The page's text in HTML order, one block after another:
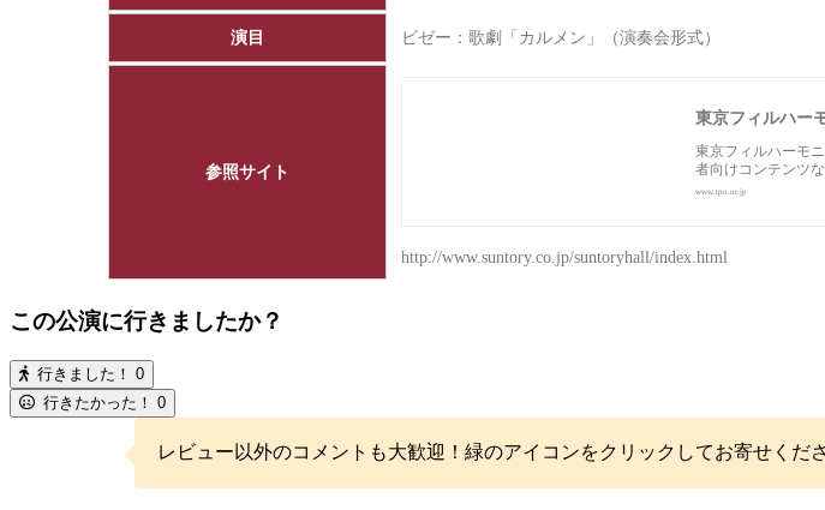
演目 ビゼー：歌劇「カルメン」（演奏会形式）
参照サイト
東京フィルハー
東京フィルハーモ
者向けコンテンツな
www.tpo.or.jp
http://www.suntory.co.jp/suntoryhall/index.html
この公演に行きましたか？
行きました！ 0
行きたかった！ 0
レビュー以外のコメントも大歓迎！緑のアイコンをクリックしてお寄せくだ